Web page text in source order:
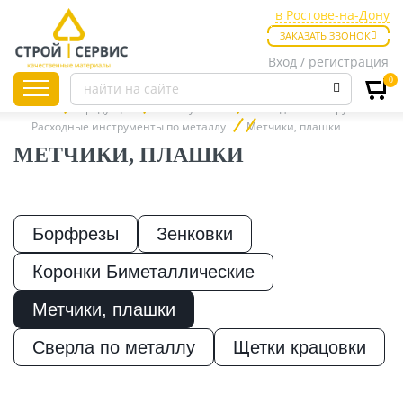
в Ростове-на-Дону
в Ростове-на-Дону
в Таганроге
ЗАКАЗАТЬ ЗВОНОК
Вход / регистрация
Утепление
Материалы для
отделки
0
Главная Продукция Инструменты
Расходные инструменты
Расходные инструменты по металлу
Метчики, плашки
МЕТЧИКИ, ПЛАШКИ
Борфрезы
Зенковки
Коронки Биметаллические
Метчики, плашки
Сверла по металлу
Щетки крацовки